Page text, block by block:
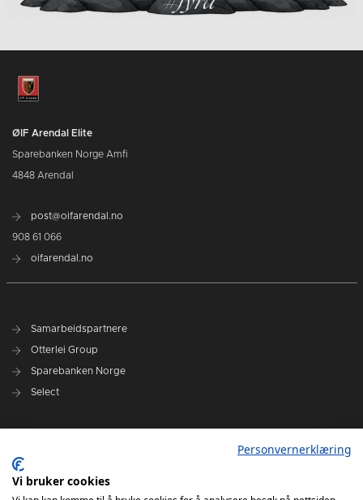
ØIF Arendal Elite
Sparebanken Norge Amfi
4848 Arendal
post@oifarendal.no
908 61 066
oifarendal.no
Samarbeidspartnere
Otterlei Group
Sparebanken Norge
Select
Spillerstall
Administrasjon
Personvernerklæring
Vi bruker cookies